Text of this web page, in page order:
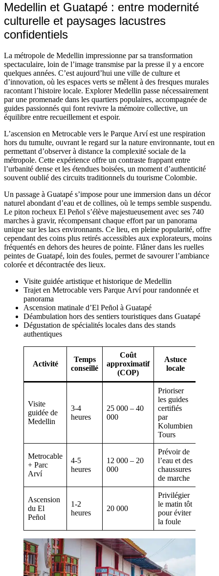
Medellin et Guatapé : entre modernité
culturelle et paysages lacustres
confidentiels
La métropole de Medellin impressionne par sa transformation
spectaculaire, loin de l’image transmise par la presse il y a encore
quelques années. C’est aujourd’hui une ville de culture et
d’innovation, où les espaces verts se mêlent à des fresques murales
racontant l’histoire locale. Explorer Medellin passe nécessairement
par une promenade dans les quartiers populaires, accompagnée de
guides passionnés qui font revivre la mémoire collective, un
équilibre entre recueillement et espoir.
L’ascension en Metrocable vers le Parque Arví est une respiration
hors du tumulte, ouvrant le regard sur la nature environnante, tout en
permettant d’observer à distance la complexité sociale de la
métropole. Cette expérience offre un contraste frappant entre
l’urbanité dense et les étendues boisées, un moment d’authenticité
souvent oublié des circuits traditionnels du tourisme Colombie.
Un passage à Guatapé s’impose pour une immersion dans un décor
naturel abondant d’eau et de collines, où le temps semble suspendu.
Le piton rocheux El Peñol s’élève majestueusement avec ses 740
marches à gravir, récompensant chaque effort par un panorama
unique sur les lacs environnants. Ce lieu, en pleine popularité, offre
cependant des coins plus retirés accessibles aux explorateurs, moins
fréquentés en dehors des heures de pointe. Flâner dans les ruelles
peintes de Guatapé, loin des foules, permet de savourer l’ambiance
colorée et décontractée des lieux.
Visite guidée artistique et historique de Medellin
Trajet en Metrocable vers Parque Arví pour randonnée et
panorama
Ascension matinale d’El Peñol à Guatapé
Déambulation hors des sentiers touristiques dans Guatapé
Dégustation de spécialités locales dans des stands
authentiques
Activité
Temps
conseillé
Coût
approximatif
(COP)
Astuce
locale
Visite
guidée de
Medellin
3-4
heures
25 000 – 40
000
Prioriser
les guides
certifiés
par
Kolumbien
Tours
Metrocable
+ Parc
Arví
4-5
heures
12 000 – 20
000
Prévoir de
l’eau et des
chaussures
de marche
Ascension
du El
Peñol
1-2
heures
20 000
Privilégier
le matin tôt
pour éviter
la foule